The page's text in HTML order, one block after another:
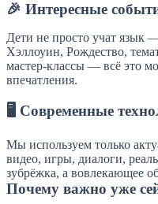
🎉 Интересные
Дети не просто учат язык
Хэллоуин, Рождество,
мастер-классы — всё это
впечатления.
🖥 Современные
Мы используем только
видео, игры, диалоги,
зубрёжка, а вовлекающее
Почему важно уже